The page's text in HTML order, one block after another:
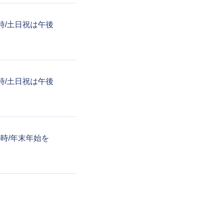
/土日祝は午後
/土日祝は午後
/年末年始を